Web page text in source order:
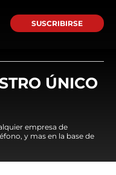
SUSCRIBIRSE
ÚNICO
empresa de
y mas en la base de